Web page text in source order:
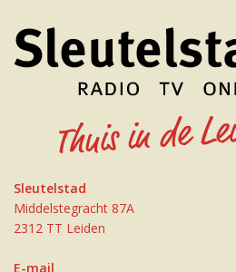
Sleutelstad
Middelstegracht 87A
2312 TT Leiden
E-mail